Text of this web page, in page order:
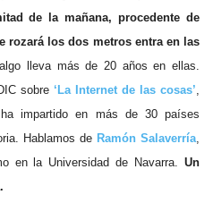
de la mañana, procedente de
rozará los dos metros entra en las
lleva más de 20 años en ellas.
sobre ‘La Internet de las cosas’,
impartido en más de 30 países
Hablamos de Ramón Salaverría,
en la Universidad de Navarra. Un